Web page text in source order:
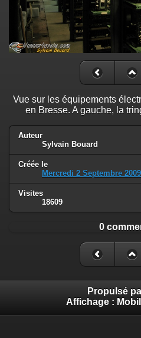
Vue sur les équipements
en Bresse. A gauche, la
Auteur
Sylvain Bouard
Créée le
Mercredi 2 Septembre 2009
Visites
18609
0
Propulsé
Affichage :